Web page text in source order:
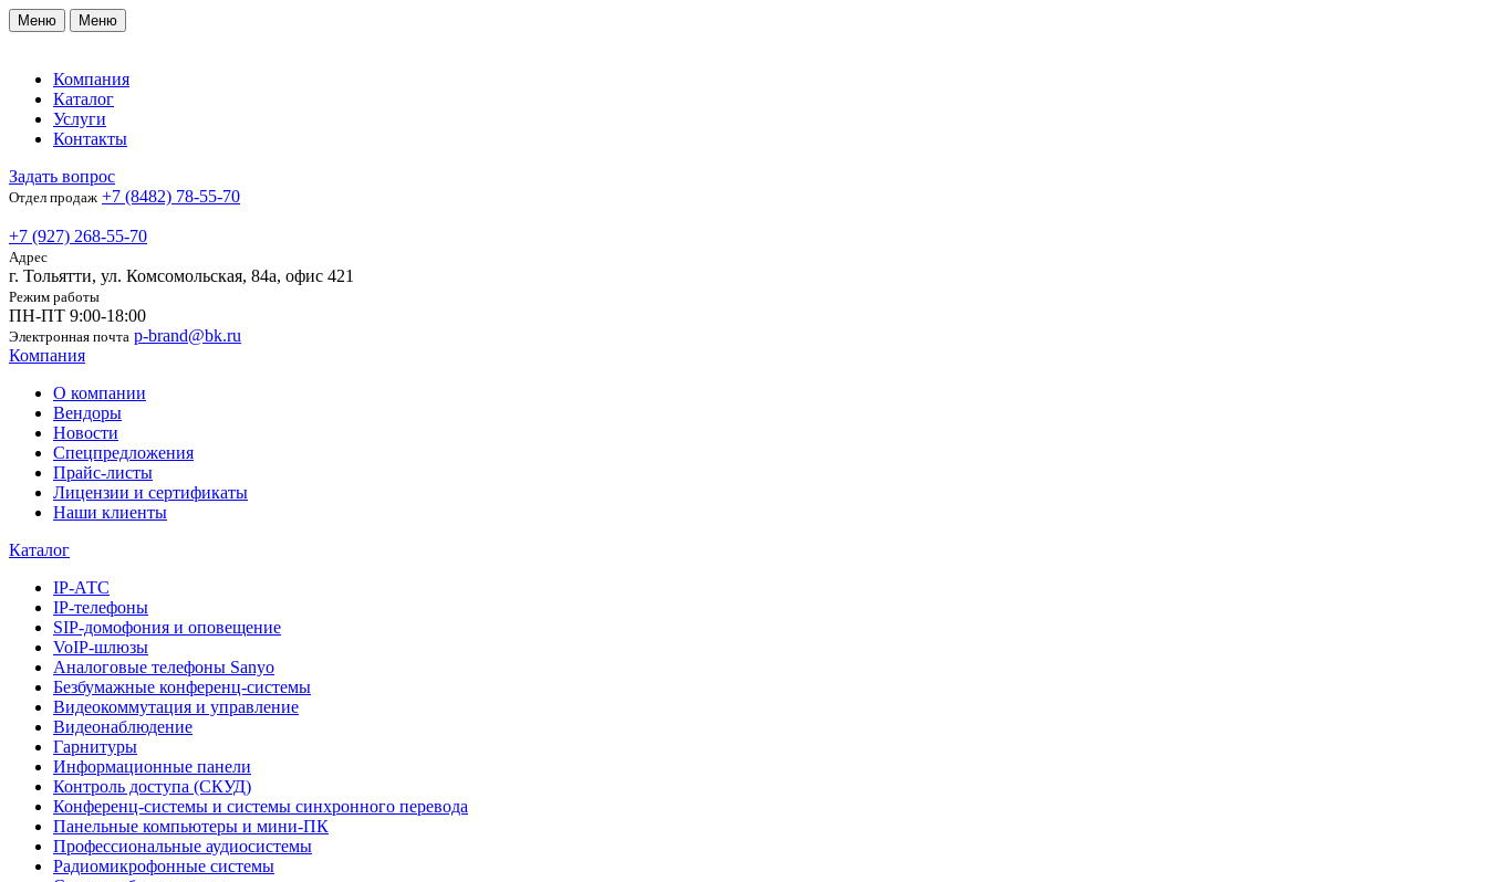
Меню Меню
Компания
Каталог
Услуги
Контакты
Задать вопрос
Отдел продаж +7 (8482) 78-55-70
+7 (927) 268-55-70
Адрес
г. Тольятти, ул. Комсомольская, 84а, офис 421
Режим работы
ПН-ПТ 9:00-18:00
Электронная почта p-brand@bk.ru
Компания
О компании
Вендоры
Новости
Спецпредложения
Прайс-листы
Лицензии и сертификаты
Наши клиенты
Каталог
IP-АТС
IP-телефоны
SIP-домофония и оповещение
VoIP-шлюзы
Аналоговые телефоны Sanyo
Безбумажные конференц-системы
Видеокоммутация и управление
Видеонаблюдение
Гарнитуры
Информационные панели
Контроль доступа (СКУД)
Конференц-системы и системы синхронного перевода
Панельные компьютеры и мини-ПК
Профессиональные аудиосистемы
Радиомикрофонные системы